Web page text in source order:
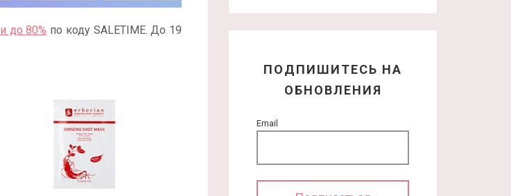
до 80% по коду SALETIME. До 19
ПОДПИШИТЕСЬ НА
ОБНОВЛЕНИЯ
Email